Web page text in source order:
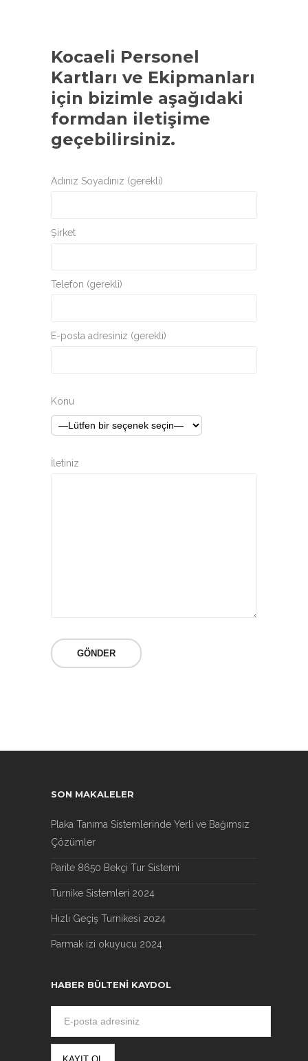
Kocaeli Personel
Kartları ve Ekipmanları
için bizimle aşağıdaki
formdan iletişime
geçebilirsiniz.
Adınız Soyadınız (gerekli)
Şirket
Telefon (gerekli)
E-posta adresiniz (gerekli)
Konu
İletiniz
SON MAKALELER
Plaka Tanıma Sistemlerinde Yerli ve Bağımsız
Çözümler
Parite 8650 Bekçi Tur Sistemi
Turnike Sistemleri 2024
Hızlı Geçiş Turnikesi 2024
Parmak izi okuyucu 2024
HABER BÜLTENI KAYDOL